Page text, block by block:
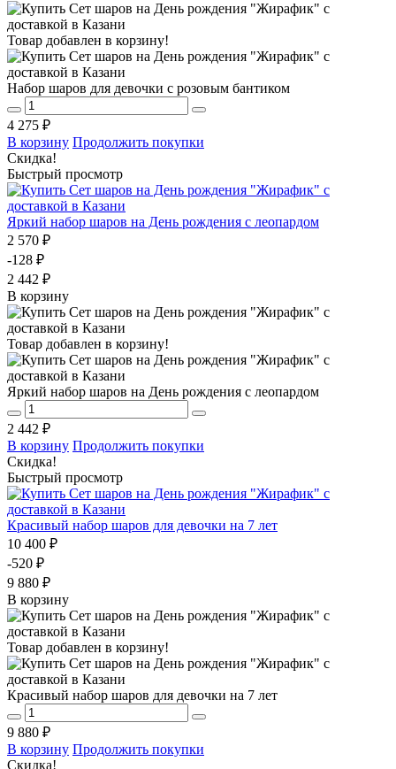
Товар добавлен в корзину!
Набор шаров для девочки с розовым бантиком
4 275 ₽
В корзину Продолжить покупки
Скидка!
Быстрый просмотр
Яркий набор шаров на День рождения с леопардом
2 570 ₽
-128 ₽
2 442 ₽
В корзину
Товар добавлен в корзину!
Яркий набор шаров на День рождения с леопардом
2 442 ₽
В корзину Продолжить покупки
Скидка!
Быстрый просмотр
Красивый набор шаров для девочки на 7 лет
10 400 ₽
-520 ₽
9 880 ₽
В корзину
Товар добавлен в корзину!
Красивый набор шаров для девочки на 7 лет
9 880 ₽
В корзину Продолжить покупки
Скидка!